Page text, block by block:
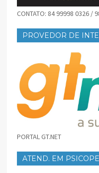
CONTATO: 84 99998 0326 /
PROVEDOR DE
PORTAL GT.NET
ATEND. EM